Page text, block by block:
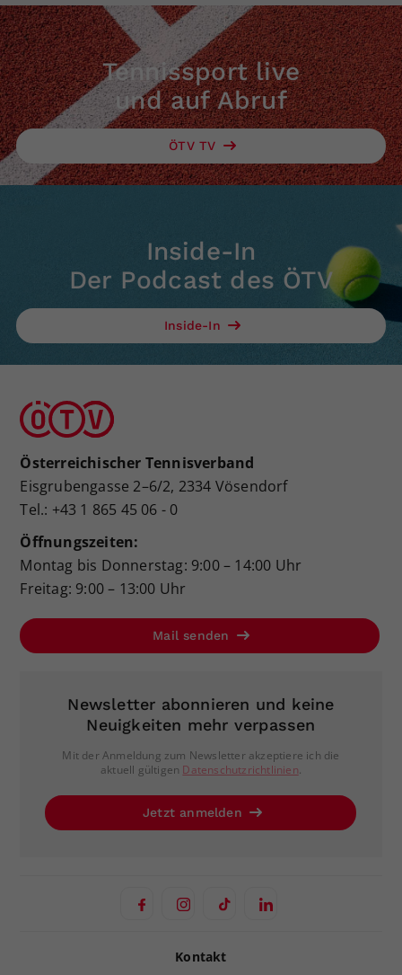
Tennissport live
und auf Abruf
ÖTV TV
Inside-In
Der Podcast des ÖTV
Inside-In
Österreichischer Tennisverband
Eisgrubengasse 2–6/2, 2334 Vösendorf
Tel.: +43 1 865 45 06 - 0
Öffnungszeiten:
Montag bis Donnerstag: 9:00 – 14:00 Uhr
Freitag: 9:00 – 13:00 Uhr
Mail senden
Newsletter abonnieren und keine
Neuigkeiten mehr verpassen
Mit der Anmeldung zum Newsletter akzeptiere ich die
aktuell gültigen Datenschutzrichtlinien.
Jetzt anmelden
Kontakt